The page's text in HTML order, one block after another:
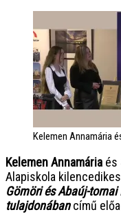
Kelemen Annamária
Kelemen Annamária és
Alapiskola
Gömöri és Abaúj-
tulajdonában című